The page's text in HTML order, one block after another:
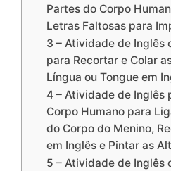
Partes do Corpo
Letras Faltosas para
3 – Atividade de Inglês
para Recortar e Colar
Língua ou Tongue em
4 – Atividade de Inglês
Corpo Humano para
do Corpo do Menino,
em Inglês e Pintar as
5 – Atividade de Inglês